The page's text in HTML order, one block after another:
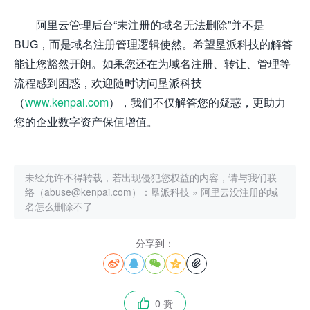
阿里云管理后台“未注册的域名无法删除”并不是
BUG，而是域名注册管理逻辑使然。希望垦派科技的解答
能让您豁然开朗。如果您还在为域名注册、转让、管理等
流程感到困惑，欢迎随时访问垦派科技
（www.kenpai.com），我们不仅解答您的疑惑，更助力
您的企业数字资产保值增值。
未经允许不得转载，若出现侵犯您权益的内容，请与我们联
络（abuse@kenpai.com）： 垦派科技 » 阿里云没注册的域
名怎么删除不了
分享到：
    
 0 赞